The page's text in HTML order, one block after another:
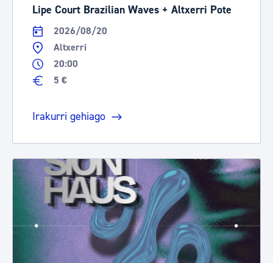
Lipe Court Brazilian Waves + Altxerri Pote
2026/08/20
Altxerri
20:00
5 €
Irakurri gehiago